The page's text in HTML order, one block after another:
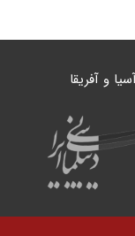
و آفریقا